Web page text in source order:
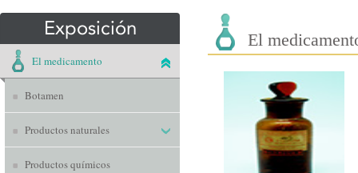
Exposición
El medicamento
Botamen
Productos naturales
Productos químicos
El